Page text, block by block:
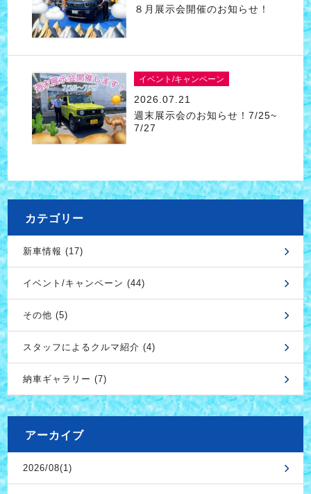
８月展示会開催のお知らせ！
イベント/キャンペーン
2026.07.21
週末展示会のお知らせ！7/25~
7/27
カテゴリー
新車情報 (17)
イベント/キャンペーン (44)
その他 (5)
スタッフによるクルマ紹介 (4)
納車ギャラリー (7)
アーカイブ
2026/08(1)